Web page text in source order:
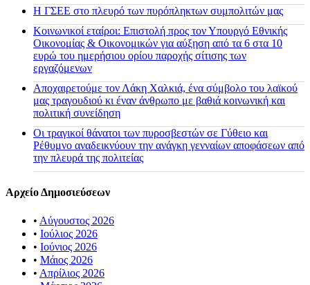
H ΓΣΕΕ στο πλευρό των πυρόπληκτων συμπολιτών μας
Κοινωνικοί εταίροι: Επιστολή προς τον Υπουργό Εθνικής
Οικονομίας & Οικονομικών για αύξηση από τα 6 στα 10
ευρώ του ημερήσιου ορίου παροχής σίτισης των
εργαζόμενων
Αποχαιρετούμε τον Λάκη Χαλκιά, ένα σύμβολο του λαϊκού
μας τραγουδιού κι έναν άνθρωπο με βαθιά κοινωνική και
πολιτική συνείδηση
Οι τραγικοί θάνατοι των πυροσβεστών σε Γύθειο και
Ρέθυμνο αναδεικνύουν την ανάγκη γενναίων αποφάσεων από
την πλευρά της πολιτείας
Αρχείο Δημοσιεύσεων
• Αύγουστος 2026
• Ιούλιος 2026
• Ιούνιος 2026
• Μάιος 2026
• Απρίλιος 2026